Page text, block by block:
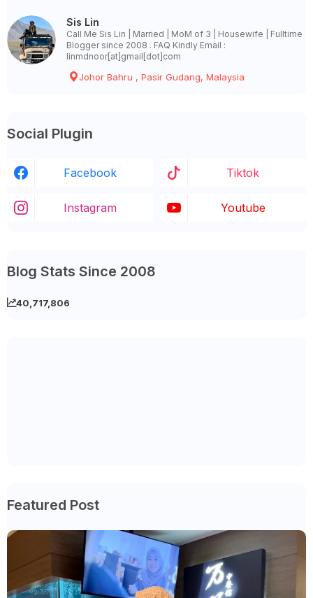
Sis Lin
Call Me Sis Lin | Married | MoM of 3 | Housewife | Fulltime
Blogger since 2008 . FAQ Kindly Email :
linmdnoor[at]gmail[dot]com
Johor Bahru , Pasir Gudang, Malaysia
Social Plugin
Facebook Tiktok
Instagram Youtube
Blog Stats Since 2008
40,717,806
Featured Post